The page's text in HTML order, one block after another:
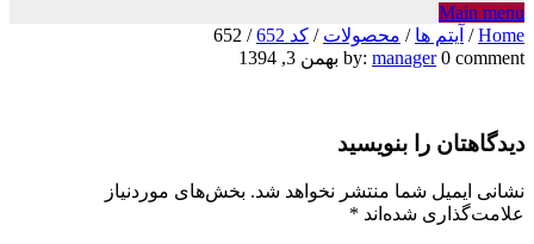
Main menu
Home
/ آیتم ها / محصولات / کد 652 /
652
652
by: manager 0 comment بهمن 3, 1394
دیدگاهتان را بنویسید
نشانی ایمیل شما منتشر نخواهد شد. بخش‌های موردنیاز
علامت‌گذاری شده‌اند *